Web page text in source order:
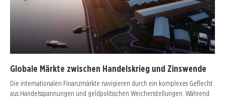
Globale Märkte zwischen Handelskrieg und Zinswende
Die internationalen Finanzmärkte navigieren durch ein komplexes Geflecht
aus Handelsspannungen und geldpolitischen Weichenstellungen. Während